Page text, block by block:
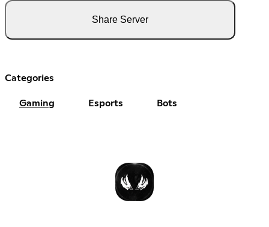
Share Server
Categories
Gaming Esports Bots